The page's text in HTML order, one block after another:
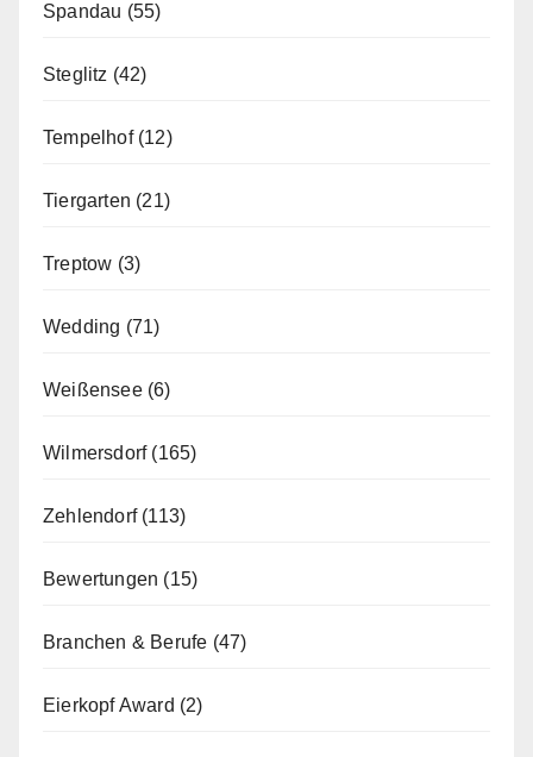
Spandau (55)
Steglitz (42)
Tempelhof(12)
Tiergarten (21)
Treptow (3)
Wedding (71)
Weißensee(6)
Wilmersdorf(165)
Zehlendorf(113)
Bewertungen (15)
Branchen & Berufe (47)
Eierkopf Award (2)